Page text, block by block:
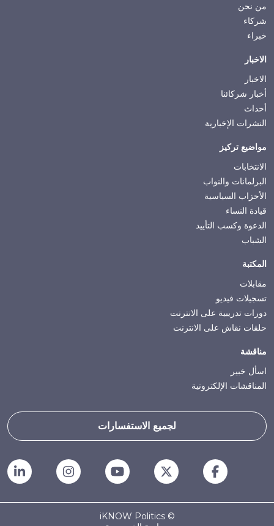
من نحن
شركاء
خبراء
الاخبار
الاخبار
أخبار شركائنا
أحداث
النشرات الإخبارية
مواضيع تركيز
الانتخابات
البرلمانات والنواب
الأحزاب السياسية
قيادة النساء
الدعوة وكسب التأييد
الشباب
المكتبة
مقابلات
تسجيلات فيديو
دورات تدريبية على الانترنت
حلقات نقاش على الانترنت
مناقشة
اسأل خبير
المناقشات الإلكترونية
لجميع الاستفسارات
© iKNOW Politics